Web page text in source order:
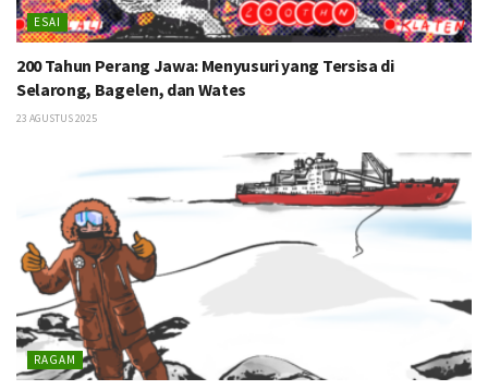
ESAI
200 Tahun Perang Jawa: Menyusuri yang Tersisa di
Selarong, Bagelen, dan Wates
23 AGUSTUS 2025
RAGAM